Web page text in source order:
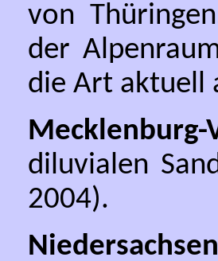
von
der
die Art aktuell
diluvialen
2004).